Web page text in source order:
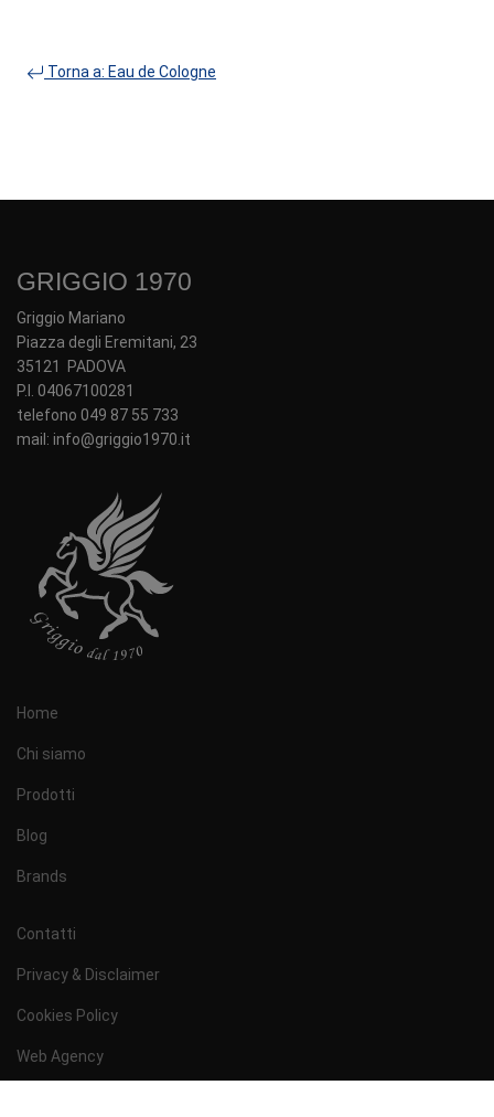
Torna a: Eau de Cologne
GRIGGIO 1970
Griggio Mariano
Piazza degli Eremitani, 23
35121 PADOVA
P.I. 04067100281
telefono 049 87 55 733
mail: info@griggio1970.it
Home
Chi siamo
Prodotti
Blog
Brands
Contatti
Privacy & Disclaimer
Cookies Policy
Web Agency